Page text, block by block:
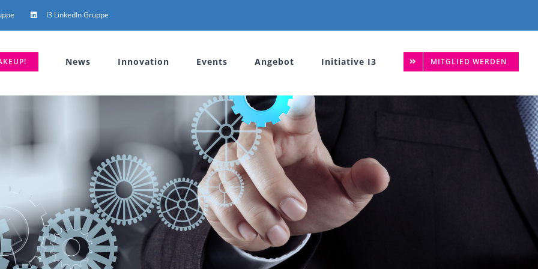
I3 LinkedIn Gruppe
News Innovation Events Angebot Initiative I3 MITGLIED WERDEN